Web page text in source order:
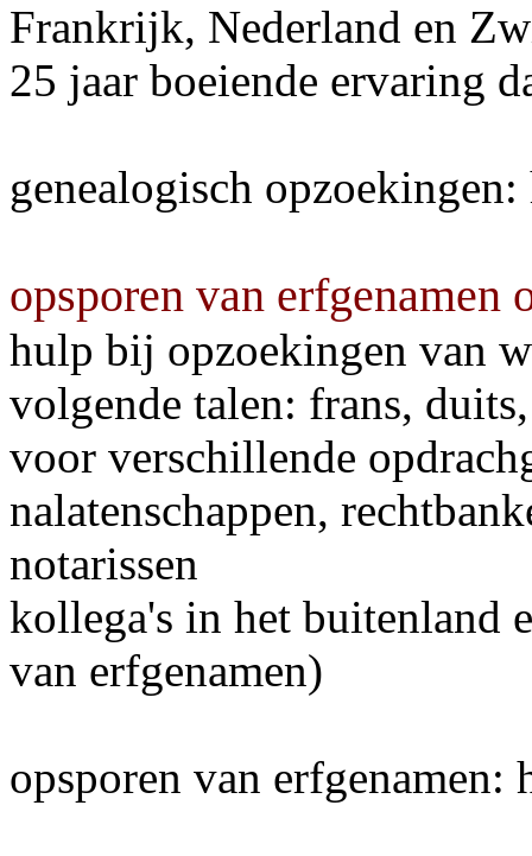
Frankrijk, Nederland en
25 jaar boeiende ervaring
genealogisch
opsporen van erfgenamen
hulp bij opzoekingen van
volgende talen: frans,
voor verschillende
nalatenschappen,
notarissen
kollega's in het buitenland
van erfgenamen)
opsporen van erfgenamen: